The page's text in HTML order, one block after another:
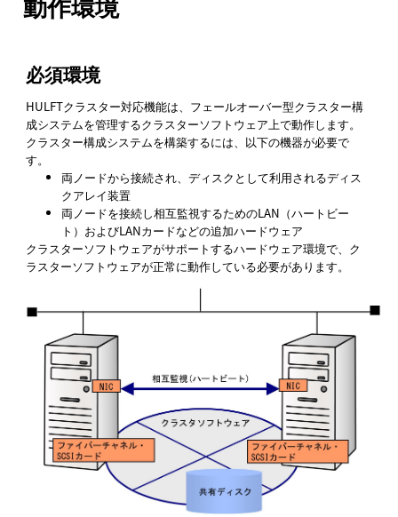
必須環境
HULFTクラスター対応機能は、フェールオーバー型クラスター構
成システムを管理するクラスターソフトウェア上で動作します。
クラスター構成システムを構築するには、以下の機器が必要で
す。
両ノードから接続され、ディスクとして利用されるディス
クアレイ装置
両ノードを接続し相互監視するためのLAN（ハートビー
ト）およびLANカードなどの追加ハードウェア
クラスターソフトウェアがサポートするハードウェア環境で、ク
ラスターソフトウェアが正常に動作している必要があります。